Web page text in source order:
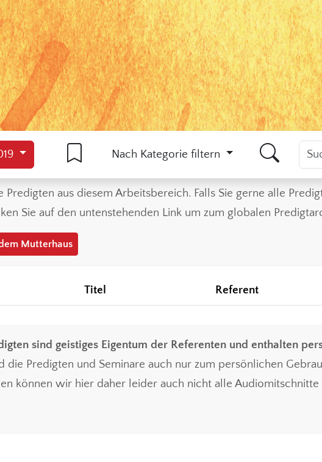
Nach Kategorie filtern
Predigten aus diesem Arbeitsbereich. Falls Sie gerne alle
Sie auf den untenstehenden Link um zum globalen
Mutterhaus
Titel Referent
sind geistiges Eigentum der Referenten und enthalten
die Predigten und Seminare auch nur zum persönlichen
können wir hier daher leider auch nicht alle Audiomitschnitte